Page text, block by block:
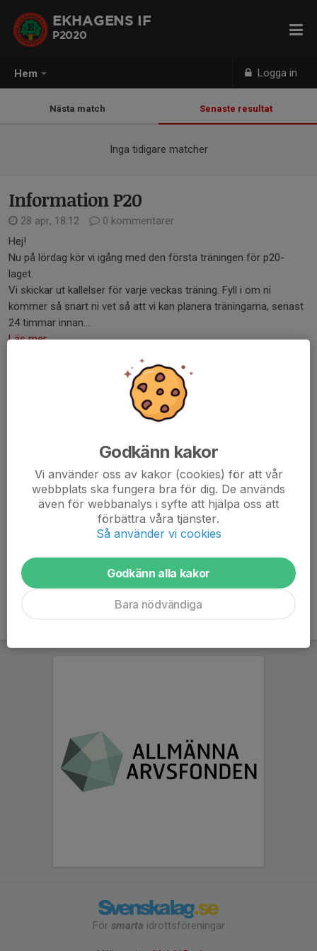
Hem Logga in
EKHAGENS IF
P2020
Nästa match Senaste resultat
Inga tidigare matcher
Information P20
28 apr, 18:12
0 kommentarer
Hej!
Nu på lördag kör vi igång med den första träningen för p20-
laget.
Vi skickar ut kallelser för varje veckas träning. Fyll i om ni
kommer så snart ni vet så att vi kan planera träningarna, senast
24 timmar innan....
Läs mer
1 kommentar
och slutade med att vi nu har 5st ledare som kan hjälpa till på
Sammanfattar kort vad som är viktigt nu.
Jag personligen ligger...
För smarta idrottsföreningar
Godkänn kakor
Vi använder oss av kakor (cookies) för att vår
webbplats ska fungera bra för dig. De används
även för webbanalys i syfte att hjälpa oss att
förbättra våra tjänster.
Så använder vi cookies
Godkänn alla kakor
Bara nödvändiga